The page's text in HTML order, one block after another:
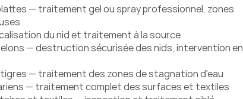
— traitement gel ou spray professionnel, zones
du nid et traitement à la source
— destruction sécurisée des nids, intervention en
— traitement des zones de stagnation d'eau
— traitement complet des surfaces et textiles